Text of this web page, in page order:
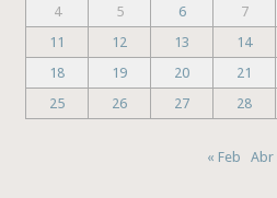
4
5 6 7
11
12 13 14
18
19 20 21
25
26 27 28
« Feb Abr